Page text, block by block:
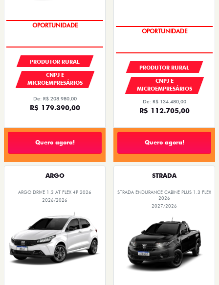
GRANDE CHANCE FIAT
PRODUTOR RURAL
CNPJ E
MICROEMPRESÁRIOS
De: R$ 208.980,00
R$ 179.390,00
Quero agora!
GRANDE CHANCE FIAT
PRODUTOR RURAL
CNPJ E
MICROEMPRESÁRIOS
De: R$ 134.480,00
R$ 112.705,00
Quero agora!
ARGO
ARGO DRIVE 1.3 AT FLEX 4P 2026
2026/2026
STRADA
STRADA ENDURANCE CABINE PLUS 1.3 FLEX
2026
2027/2026